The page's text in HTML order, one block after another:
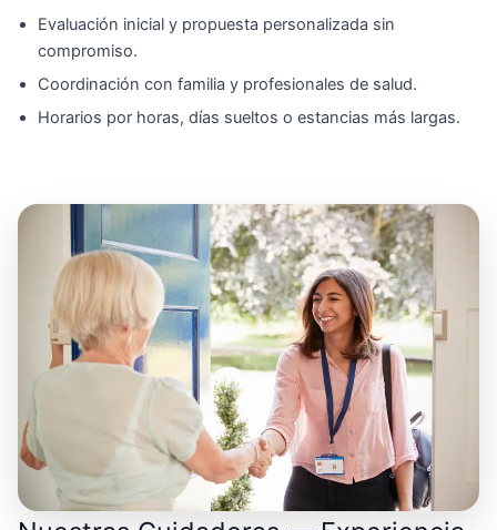
Evaluación inicial y propuesta personalizada sin
compromiso.
Coordinación con familia y profesionales de salud.
Horarios por horas, días sueltos o estancias más largas.